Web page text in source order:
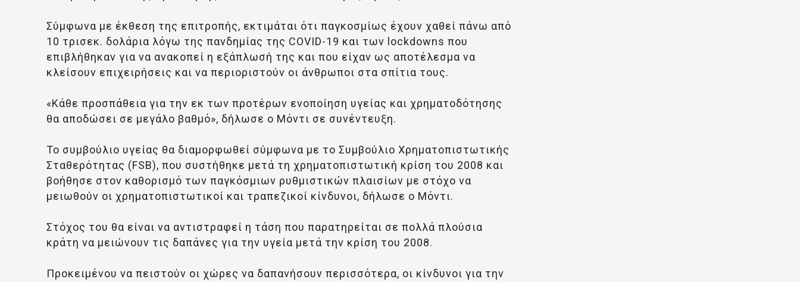
Σύμφωνα με έκθεση της επιτροπής, εκτιμάται ότι παγκοσμίως έχουν χαθεί πάνω από
10 τρισεκ. δολάρια λόγω της πανδημίας της COVID-19 και των lockdowns που
επιβλήθηκαν για να ανακοπεί η εξάπλωσή της και που είχαν ως αποτέλεσμα να
κλείσουν επιχειρήσεις και να περιοριστούν οι άνθρωποι στα σπίτια τους.
«Κάθε προσπάθεια για την εκ των προτέρων ενοποίηση υγείας και χρηματοδότησης
θα αποδώσει σε μεγάλο βαθμό», δήλωσε ο Μόντι σε συνέντευξη.
Το συμβούλιο υγείας θα διαμορφωθεί σύμφωνα με το Συμβούλιο Χρηματοπιστωτικής
Σταθερότητας (FSB), που συστήθηκε μετά τη χρηματοπιστωτική κρίση του 2008 και
βοήθησε στον καθορισμό των παγκόσμιων ρυθμιστικών πλαισίων με στόχο να
μειωθούν οι χρηματοπιστωτικοί και τραπεζικοί κίνδυνοι, δήλωσε ο Μόντι.
Στόχος του θα είναι να αντιστραφεί η τάση που παρατηρείται σε πολλά πλούσια
κράτη να μειώνουν τις δαπάνες για την υγεία μετά την κρίση του 2008.
Προκειμένου να πειστούν οι χώρες να δαπανήσουν περισσότερα, οι κίνδυνοι για την